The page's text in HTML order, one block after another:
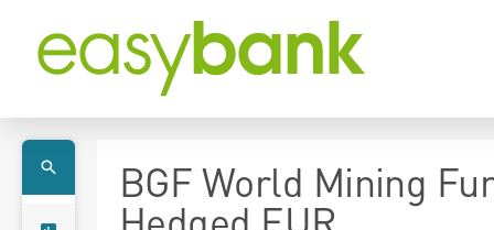
BGF World Mining